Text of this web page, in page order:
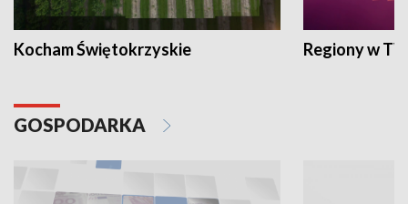
Kocham Świętokrzyskie Regiony w
GOSPODARKA